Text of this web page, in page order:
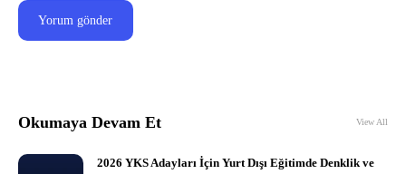
Okumaya Devam Et View All
2026 YKS Adayları İçin Yurt Dışı Eğitimde Denklik ve